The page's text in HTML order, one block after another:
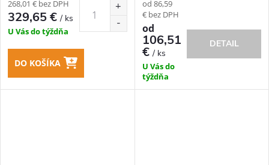
268,01 € bez DPH
329,65 €/ ks
U Vás do týždňa
DO KOŠÍKA
od 86,59
€ bez DPH
od
106,51
€/ ks
U Vás do
týždňa
DETAIL